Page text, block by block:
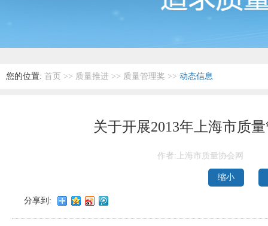
您的位置: 首页 >> 质量推进 >> 质量管理奖 >> 动态信息
关于开展2013年上海市质
作者:上海市质量协会网
缩小
分享到: